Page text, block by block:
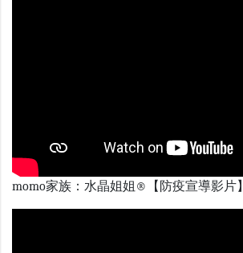
momo家族：水晶姐姐®【防疫宣導影片】